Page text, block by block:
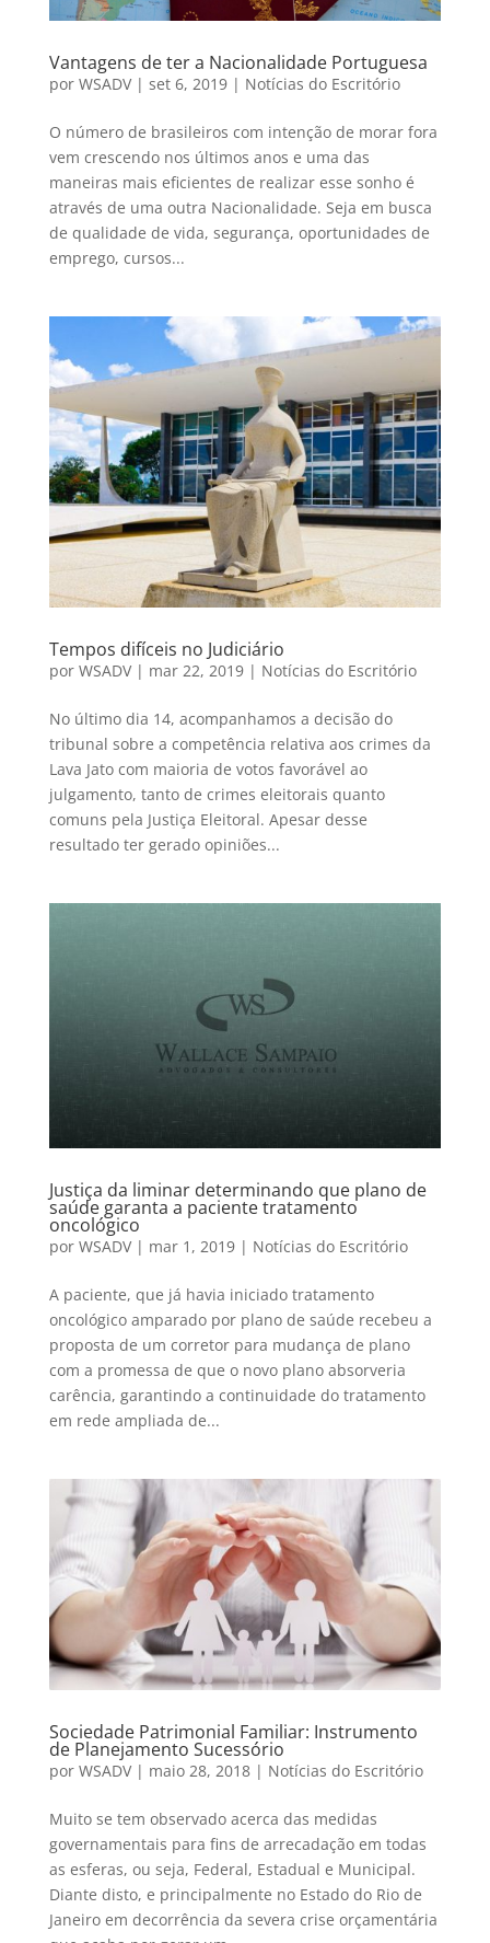
Vantagens de ter a Nacionalidade Portuguesa
por WSADV| set 6, 2019| Notícias do Escritório
O número de brasileiros com intenção de morar fora
vem crescendo nos últimos anos e uma das
maneiras mais eficientes de realizar esse sonho é
através de uma outra Nacionalidade. Seja em busca
de qualidade de vida, segurança, oportunidades de
emprego, cursos...
Tempos difíceis no Judiciário
por WSADV| mar 22, 2019| Notícias do Escritório
No último dia 14, acompanhamos a decisão do
tribunal sobre a competência relativa aos crimes da
Lava Jato com maioria de votos favorável ao
julgamento, tanto de crimes eleitorais quanto
comuns pela Justiça Eleitoral. Apesar desse
resultado ter gerado opiniões...
Justiça da liminar determinando que plano de
saúde garanta a paciente tratamento
oncológico
por WSADV| mar 1, 2019| Notícias do Escritório
A paciente, que já havia iniciado tratamento
oncológico amparado por plano de saúde recebeu a
proposta de um corretor para mudança de plano
com a promessa de que o novo plano absorveria
carência, garantindo a continuidade do tratamento
em rede ampliada de...
Sociedade Patrimonial Familiar: Instrumento
de Planejamento Sucessório
por WSADV| maio 28, 2018| Notícias do Escritório
Muito se tem observado acerca das medidas
governamentais para fins de arrecadação em todas
as esferas, ou seja, Federal, Estadual e Municipal.
Diante disto, e principalmente no Estado do Rio de
Janeiro em decorrência da severa crise orçamentária